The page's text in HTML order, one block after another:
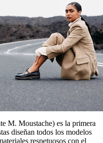
M. Moustache) es la primera
diseñan todos los modelos
respetuosos con el